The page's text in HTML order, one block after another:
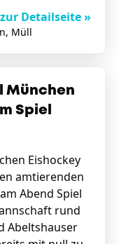
zur Detailseite »
Müll
München
Spiel
Eishockey
amtierenden
Abend Spiel
rund
Abeltshauser